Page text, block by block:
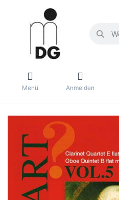
Menü Anmelden